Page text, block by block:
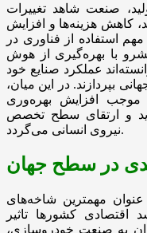
صنعت شاهد تغییرات
کاهش هزینه‌ها و افزایش
استفاده از فناوری در
با بهره‌گیری از هوش
عملکرد صنایع خود
بپردازند. در این میان،
موجب افزایش بهره‌وری
و ارتقای سطح تخصص
نیروی انسانی می‌گردد.
در سطح جهان
مهمترین شاخه‌های
کشورها تاثیر
به صنعت خودروسازی،